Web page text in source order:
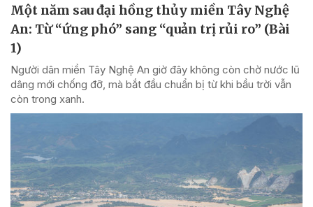
Một năm sau đại hồng thủy miền Tây Nghệ
An: Từ “ứng phó” sang “quản trị rủi ro” (Bài
1)
Người dân miền Tây Nghệ An giờ đây không còn chờ nước lũ
dâng mới chống đỡ, mà bắt đầu chuẩn bị từ khi bầu trời vẫn
còn trong xanh.